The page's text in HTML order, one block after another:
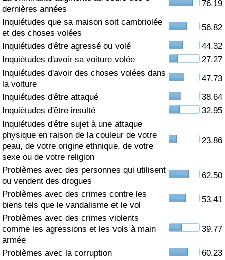
dernières années
76.19
Inquiétudes que sa maison soit cambriolée
et des choses volées
56.82
Inquiétudes d'être agressé ou volé
44.32
Inquiétudes d'avoir sa voiture volée
27.27
Inquiétudes d'avoir des choses volées dans
la voiture
47.73
Inquiétudes d'être attaqué
38.64
Inquiétudes d'être insulté
32.95
Inquiétudes d'être sujet à une attaque
physique en raison de la couleur de votre
peau, de votre origine ethnique, de votre
sexe ou de votre religion
23.86
Problèmes avec des personnes qui utilisent
ou vendent des drogues
62.50
Problèmes avec des crimes contre les
biens tels que le vandalisme et le vol
53.41
Problèmes avec des crimes violents
comme les agressions et les vols à main
armée
39.77
Problèmes avec la corruption 60.23
Soins de santé
Indice des soins de santé (Actuel)
Indice des soins de santé
Indice des soins de santé par Pays
Pollution
Indice de Pollution (Actuel)
Indice de pollution
Indice de Pollution par Pays
Trafic
Indice de Trafic